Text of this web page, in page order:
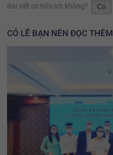
Bài viết có hữu ích không? Có
CÓ LẼ BẠN NÊN ĐỌC THÊM